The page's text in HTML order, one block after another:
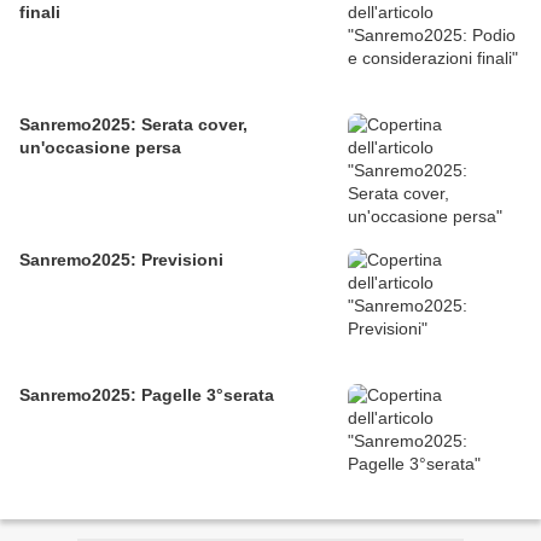
finali
Sanremo2025: Serata cover,
un'occasione persa
Sanremo2025: Previsioni
Sanremo2025: Pagelle 3°serata